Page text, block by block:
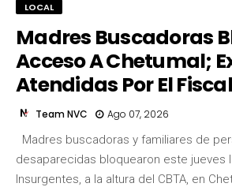
Team NVC
LOCAL
Madres Buscadoras
Acceso A Chetumal;
Atendidas Por El Fiscal
Team NVC Ago 07, 2026
Madres buscadoras y familiares de
desaparecidas bloquearon este jueves
Insurgentes, a la altura del CBTA, en